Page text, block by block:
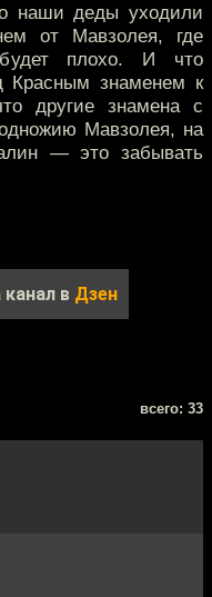
наши деды уходили
от Мавзолея, где
плохо. И что
Красным знаменем к
другие знамена с
Мавзолея, на
— это забывать
в Дзен
всего: 33